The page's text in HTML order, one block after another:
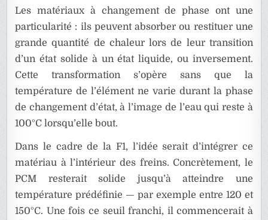
Les matériaux à changement de phase ont une
particularité : ils peuvent absorber ou restituer une
grande quantité de chaleur lors de leur transition
d’un état solide à un état liquide, ou inversement.
Cette transformation s’opère sans que la
température de l’élément ne varie durant la phase
de changement d’état, à l’image de l’eau qui reste à
100°C lorsqu’elle bout.
Dans le cadre de la F1, l’idée serait d’intégrer ce
matériau à l’intérieur des freins. Concrètement, le
PCM resterait solide jusqu’à atteindre une
température prédéfinie — par exemple entre 120 et
150°C. Une fois ce seuil franchi, il commencerait à